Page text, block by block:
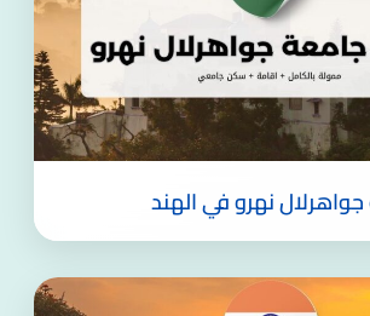
نهرو في الهند